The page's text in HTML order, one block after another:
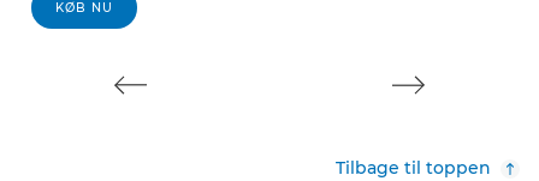
KØB NU
Tilbage til toppen